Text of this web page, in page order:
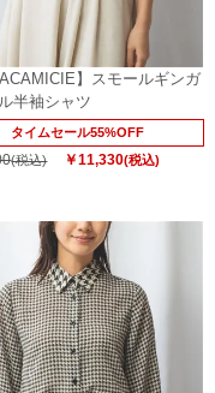
】スモールギンガ
半袖シャツ
タイムセール55%OFF
(税込) ￥11,330(税込)